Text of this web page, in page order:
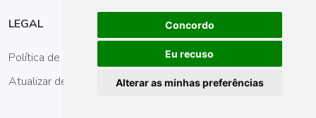
Concordo
Eu recuso
Alterar as minhas preferências
LEGAL
Política de Privacidade
Atualizar definições dos cookies